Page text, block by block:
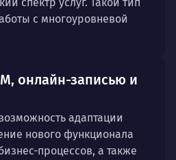
с многоуровневой
онлайн-записью и
адаптации
нового функционала
процессов, а также